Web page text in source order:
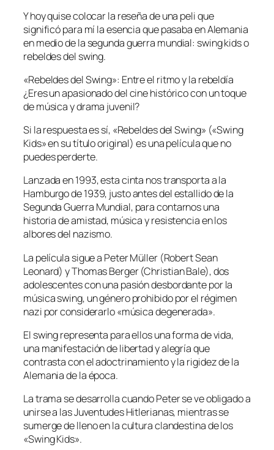
Y hoy quise colocar la reseña de una peli que
significó para mí la esencia que pasaba en Alemania
en medio de la segunda guerra mundial: swing kids o
rebeldes del swing.
«Rebeldes del Swing»: Entre el ritmo y la rebeldía
¿Eres un apasionado del cine histórico con un toque
de música y drama juvenil?
Si la respuesta es sí, «Rebeldes del Swing» («Swing
Kids» en su título original) es una película que no
puedes perderte.
Lanzada en 1993, esta cinta nos transporta a la
Hamburgo de 1939, justo antes del estallido de la
Segunda Guerra Mundial, para contarnos una
historia de amistad, música y resistencia en los
albores del nazismo.
La película sigue a Peter Müller (Robert Sean
Leonard) y Thomas Berger (Christian Bale), dos
adolescentes con una pasión desbordante por la
música swing, un género prohibido por el régimen
nazi por considerarlo «música degenerada».
El swing representa para ellos una forma de vida,
una manifestación de libertad y alegría que
contrasta con el adoctrinamiento y la rigidez de la
Alemania de la época.
La trama se desarrolla cuando Peter se ve obligado a
unirse a las Juventudes Hitlerianas, mientras se
sumerge de lleno en la cultura clandestina de los
«Swing Kids».